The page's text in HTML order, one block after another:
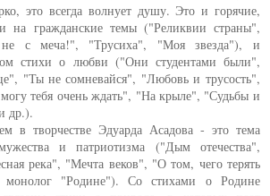
это всегда волнует душу. Это и горячие,
на гражданские темы ("Реликвии страны",
не с меча!", "Трусиха", "Моя звезда"), и
стихи о любви ("Они студентами были",
"Ты не сомневайся", "Любовь и трусость",
тебя очень ждать", "На крыле", "Судьбы и
др.).
в творчестве Эдуарда Асадова - это тема
и патриотизма ("Дым отечества",
река", "Мечта веков", "О том, чего терять
монолог "Родине"). Со стихами о Родине